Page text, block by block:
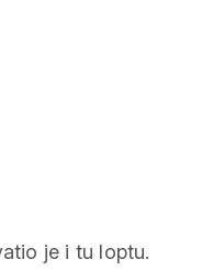
je i tu loptu.